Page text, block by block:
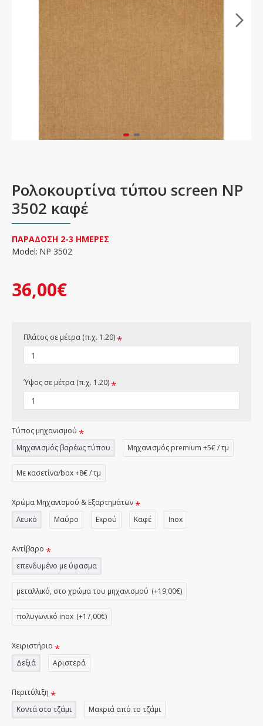
Ρολοκουρτίνα τύπου screen NP
3502 καφέ
36,00€
ΠΑΡΑΔΟΣΗ 2-3 ΗΜΕΡΕΣ
Model: NP 3502
Πλάτος σε μέτρα (π.χ. 1.20)
Ύψος σε μέτρα (π.χ. 1.20)
Τύπος μηχανισμού
Μηχανισμός βαρέως τύπου
Μηχανισμός premium +5€ / τμ
Με κασετίνα/box +8€ / τμ
Χρώμα Μηχανισμού & Εξαρτημάτων
Λευκό
Μαύρο Εκρού Καφέ Inox
Αντίβαρο
επενδυμένο με ύφασμα
μεταλλικό, στο χρώμα του μηχανισμού (+19,00€)
πολυγωνικό inox (+17,00€)
Χειριστήριο
Δεξιά
Αριστερά
Περιτύλιξη
Κοντά στο τζάμι
Μακριά από το τζάμι